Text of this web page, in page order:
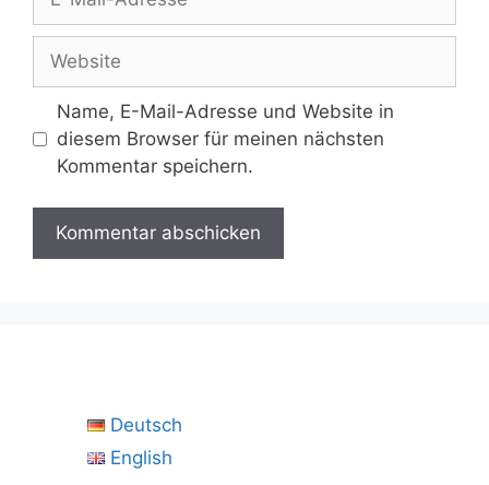
Mail-
Adresse
Name, E-Mail-Adresse und Website in
diesem Browser für meinen nächsten
Kommentar speichern.
Deutsch
English